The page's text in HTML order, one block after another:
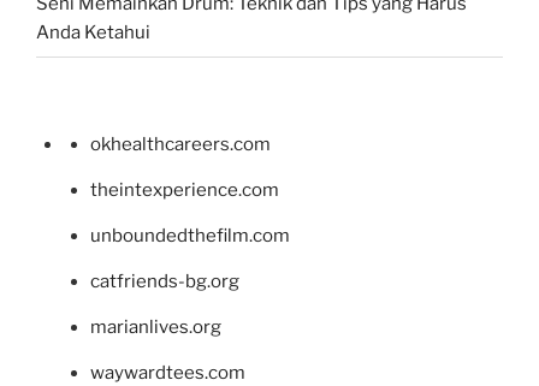
Anda Ketahui
okhealthcareers.com
theintexperience.com
unboundedthefilm.com
catfriends-bg.org
marianlives.org
waywardtees.com